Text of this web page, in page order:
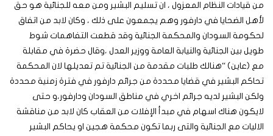
من قيادات النظام المعزول ، ان تسليم البشير ومن معه للجنائية هو حق
لأهل الضحايا في دارفور وهم يجمعون على ذلك ، وكان لابد من اتفاق
لحكومة السودان والمحكمة الجنائية وقد قطعت التفاهمات شوط
طويل بين الجنائية والنيابة العامة ووزير العدل ،وقال حضرة في مقابلة
مع (عاين) “هنالك طلبات مقدمة من الجنائية تم تعديلها لان المحكمة
تحاكم البشير في قضايا محددة من جرائم دارفور في فترة زمنية محددة
ولكن البشير لديه جرائم اخري في مناطق السودان ودارفور،و حتى
لايكون هناك اسهام في مبدأ الإفلات من العقاب كان لابد من مناقشة
الاليات مع الجنائية والتى ربما تكون محكمة هجين او يحاكم البشير